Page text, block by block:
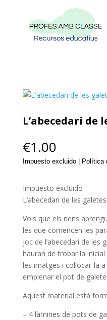
L’abecedari de
€1.00
Impuesto excluido | Política
Impuesto excluido
L’abecedari de les galetes
Vols que els nens
les que comencen les
joc de l’abecedari de les
hauran de trobar la
les imatges i col·locar-la
emplenar el pot de
Aquest material està
– 4 làmines de pots de